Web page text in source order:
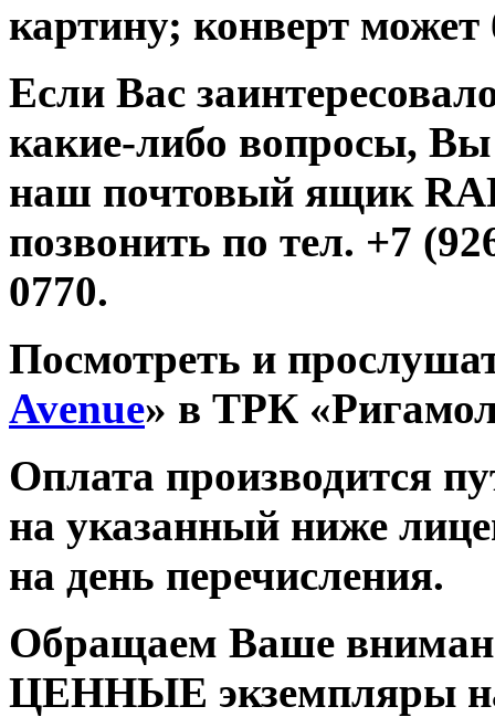
картину; конверт
Если Вас
какие-либо вопросы,
наш почтовый ящик
позвонить по тел. +7
0770.
Посмотреть и
Avenue» в ТРК
Оплата производится
на указанный ниже
на день перечисления.
Обращаем Ваше
ЦЕННЫЕ экземпляры